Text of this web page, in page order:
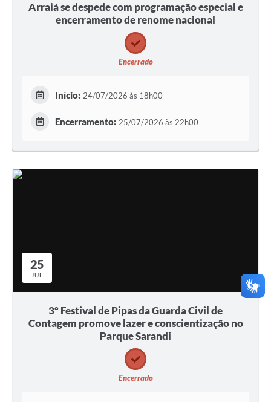
Arraiá se despede com programação especial e
encerramento de renome nacional
Encerrado
Início: 24/07/2026 às 18h00
Encerramento: 25/07/2026 às 22h00
25
JUL
3º Festival de Pipas da Guarda Civil de
Contagem promove lazer e conscientização no
Parque Sarandi
Encerrado